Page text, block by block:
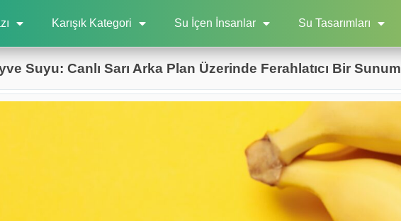
Karışık Kategori Su İçen İnsanlar Su Tasarımları
Suyu: Canlı Sarı Arka Plan Üzerinde Ferahlatıcı Bir Sunum